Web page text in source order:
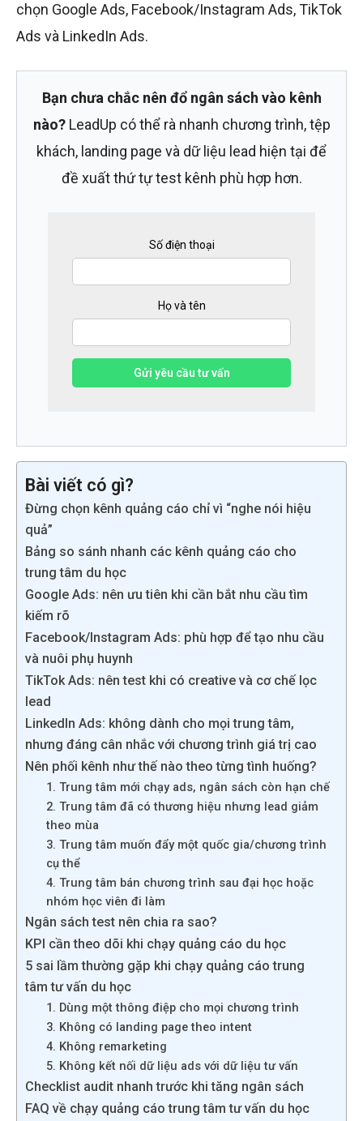
chọn Google Ads, Facebook/Instagram Ads, TikTok
Ads và LinkedIn Ads.
Bạn chưa chắc nên đổ ngân sách vào kênh
nào?LeadUp có thể rà nhanh chương trình, tệp
khách, landing page và dữ liệu lead hiện tại để
đề xuất thứ tự test kênh phù hợp hơn.
Số điện thoại
Họ và tên
Gửi yêu cầu tư vấn
Bài viết có gì?
Đừng chọn kênh quảng cáo chỉ vì “nghe nói hiệu
quả”
Bảng so sánh nhanh các kênh quảng cáo cho
trung tâm du học
Google Ads: nên ưu tiên khi cần bắt nhu cầu tìm
kiếm rõ
Facebook/Instagram Ads: phù hợp để tạo nhu cầu
và nuôi phụ huynh
TikTok Ads: nên test khi có creative và cơ chế lọc
lead
LinkedIn Ads: không dành cho mọi trung tâm,
nhưng đáng cân nhắc với chương trình giá trị cao
Nên phối kênh như thế nào theo từng tình huống?
1. Trung tâm mới chạy ads, ngân sách còn hạn chế
2. Trung tâm đã có thương hiệu nhưng lead giảm
theo mùa
3. Trung tâm muốn đẩy một quốc gia/chương trình
cụ thể
4. Trung tâm bán chương trình sau đại học hoặc
nhóm học viên đi làm
Ngân sách test nên chia ra sao?
KPI cần theo dõi khi chạy quảng cáo du học
5 sai lầm thường gặp khi chạy quảng cáo trung
tâm tư vấn du học
1. Dùng một thông điệp cho mọi chương trình
3. Không có landing page theo intent
4. Không remarketing
5. Không kết nối dữ liệu ads với dữ liệu tư vấn
Checklist audit nhanh trước khi tăng ngân sách
FAQ về chạy quảng cáo trung tâm tư vấn du học